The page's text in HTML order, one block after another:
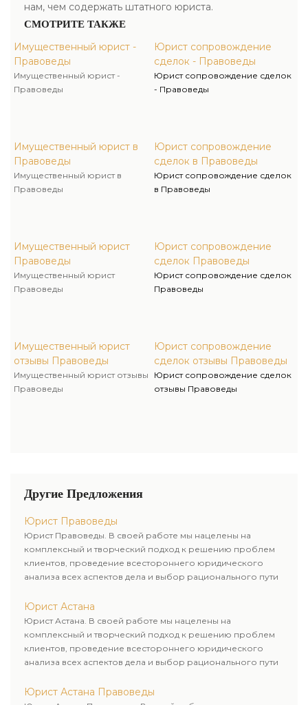
нам, чем содержать штатного юриста.
СМОТРИТЕ ТАКЖЕ
Имущественный юрист -
Правоведы
Имущественный юрист -
Правоведы
Имущественный юрист в
Правоведы
Имущественный юрист в
Правоведы
Имущественный юрист
Правоведы
Имущественный юрист
Правоведы
Имущественный юрист
отзывы Правоведы
Имущественный юрист отзывы
Правоведы
Юрист сопровождение
сделок - Правоведы
Юрист сопровождение сделок
- Правоведы
Юрист сопровождение
сделок в Правоведы
Юрист сопровождение сделок
в Правоведы
Юрист сопровождение
сделок Правоведы
Юрист сопровождение сделок
Правоведы
Юрист сопровождение
сделок отзывы Правоведы
Юрист сопровождение сделок
отзывы Правоведы
Другие Предложения
Юрист Правоведы
Юрист Правоведы. В своей работе мы нацелены на
комплексный и творческий подход к решению проблем
клиентов, проведение всестороннего юридического
анализа всех аспектов дела и выбор рационального пути
Юрист Астана
Юрист Астана. В своей работе мы нацелены на
комплексный и творческий подход к решению проблем
клиентов, проведение всестороннего юридического
анализа всех аспектов дела и выбор рационального пути
Юрист Астана Правоведы